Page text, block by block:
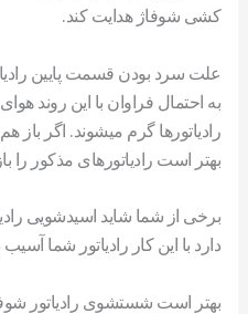
کشی شوفاژ هدایت کند.
علت سرد بودن قسمت پایین
به احتمال فراوان با این روند
رادیاتورها گرم میشوند. اگر باز
بهتر است رادیاتورهای مذکور
برخی از شما شاید اسیدشویی
دارد با این کار رادیاتور شما
بهتر است شستشوی رادیاتور